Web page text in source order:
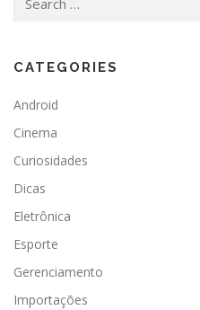
for:
CATEGORIES
Android
Cinema
Curiosidades
Dicas
Eletrônica
Esporte
Gerenciamento
Importações